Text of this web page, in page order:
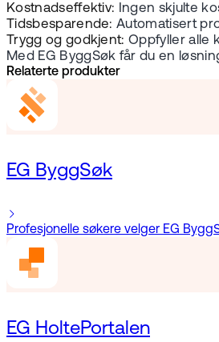
Kostnadseffektiv: Ingen skjulte
Tidsbesparende: Automatisert
Trygg og godkjent: Oppfyller alle
Med EG ByggSøk får du en
Relaterte produkter
EG ByggSøk
Profesjonelle søkere velger EG
EG HoltePortalen